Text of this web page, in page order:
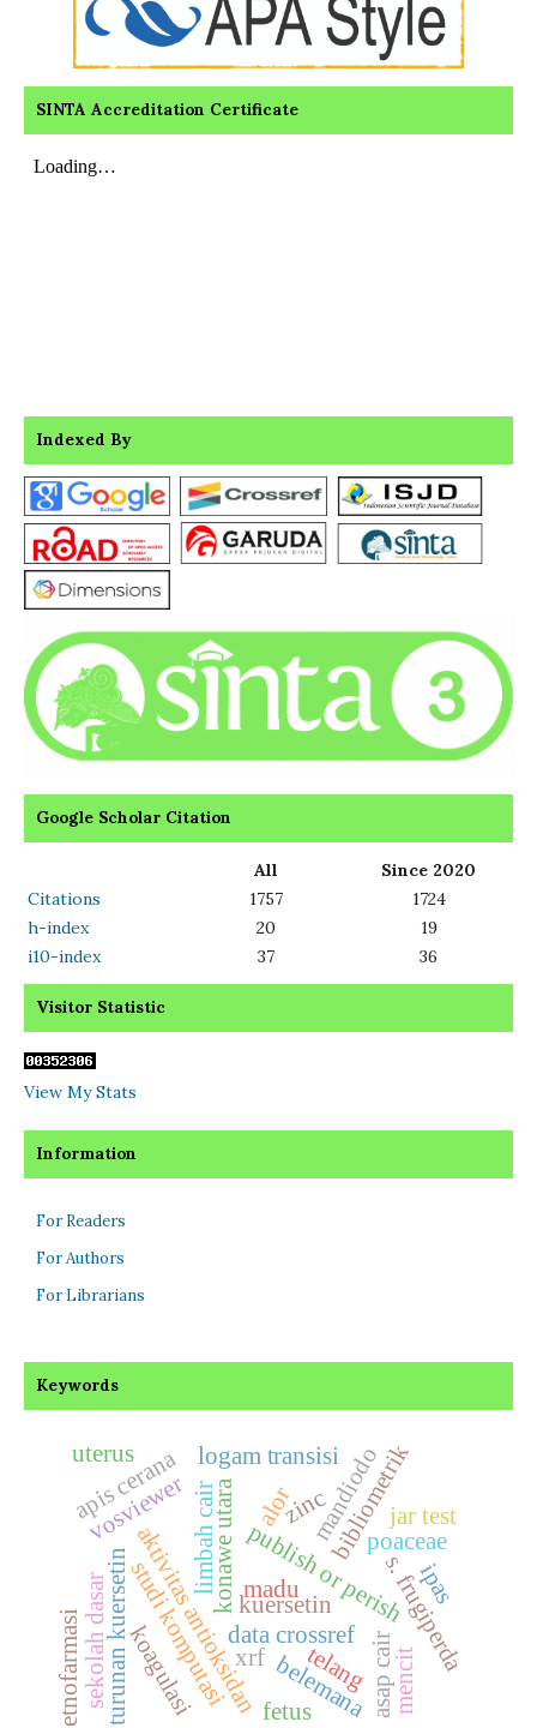
SINTA Accreditation Certificate
Indexed By
Google Scholar Citation
All
Since 2020
Citations
1757
1724
h-index
20
19
i10-index
37 36
Visitor Statistic
View My Stats
Information
For Readers
For Authors
For Librarians
Keywords
aktivitas antioksidankuersetin
konawe utara
vosviewer
publish or perish
data crossref
bibliometrik
asap cair
turunan kuersetinstudi komputasi
mandiodo
s. frugiperda
poaceae
limbah cair
koagulasi
jar test
telang
logam transisi
madu
belemana
apis cerana alor
uterus
mencit
fetus
zinc
xrf
sekolah dasar ipas
etnofarmasi